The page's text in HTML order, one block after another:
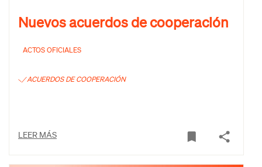
Nuevos acuerdos de cooperación
ACTOS OFICIALES
ACUERDOS DE COOPERACIÓN
LEER MÁS